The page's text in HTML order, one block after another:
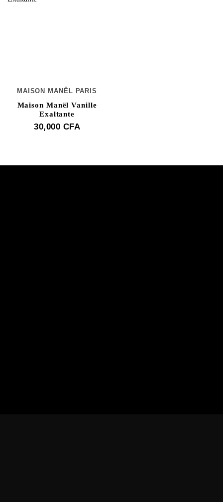
MAISON MANËL PARIS
Maison Manël Vanille
Exaltante
30,000 CFA